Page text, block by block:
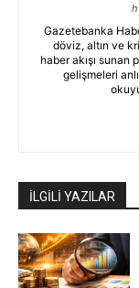
Gazetebanka
döviz, altın ve
haber akışı
gelişmeleri
İLGİLİ YAZILAR